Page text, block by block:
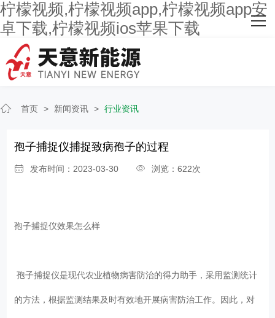
柠檬视频,柠檬视频app,柠檬视频app安
卓下载,柠檬视频ios苹果下载
网站首页
关于柠檬视频
主营产品
客户案例
人才招聘
新闻资讯
首页 > 新闻资讯 > 行业资讯
孢子捕捉仪捕捉致病孢子的过程
发布时间：2023-03-30 浏览：622次
孢子捕捉仪效果怎么样
孢子捕捉仪是现代农业植物病害防治的得力助手，采用监测统计
的方法，根据监测结果及时有效地开展病害防治工作。因此，对